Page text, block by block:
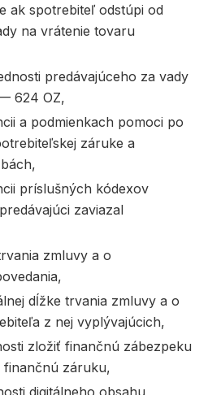
ak spotrebiteľ odstúpi od
na vrátenie tovaru
predávajúceho za vady
624 OZ,
a podmienkach pomoci po
záruke a
príslušných kódexov
zaviazal
zmluvy a o
dĺžke trvania zmluvy a o
z nej vyplývajúcich,
zložiť finančnú zábezpeku
záruku,
digitálneho obsahu,